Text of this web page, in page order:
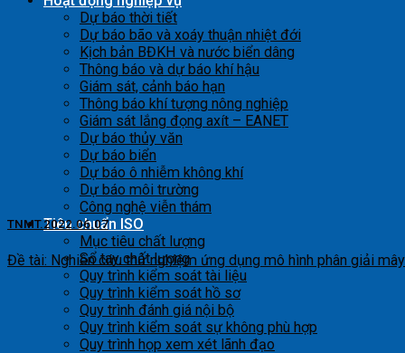
Dự báo thời tiết
Dự báo bão và xoáy thuận nhiệt đới
Kịch bản BĐKH và nước biển dâng
Thông báo và dự báo khí hậu
Giám sát, cảnh báo hạn
Thông báo khí tượng nông nghiệp
Giám sát lắng đọng axít – EANET
Dự báo thủy văn
Dự báo biển
Dự báo ô nhiễm không khí
Dự báo môi trường
Công nghệ viễn thám
Tiêu chuẩn ISO
Mục tiêu chất lượng
Sổ tay chất lượng
Quy trình kiểm soát tài liệu
Quy trình kiểm soát hồ sơ
Quy trình đánh giá nội bộ
Quy trình kiểm soát sự không phù hợp
Quy trình họp xem xét lãnh đạo
TNMT.2022.06.07
Đề tài: Nghiên cứu thử nghiệm ứng dụng mô hình phân giải